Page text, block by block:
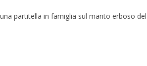
partitella in famiglia sul manto erboso del